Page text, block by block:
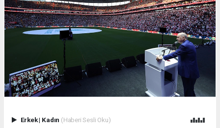
Erkek| Kadın (Haberi Sesli Oku)